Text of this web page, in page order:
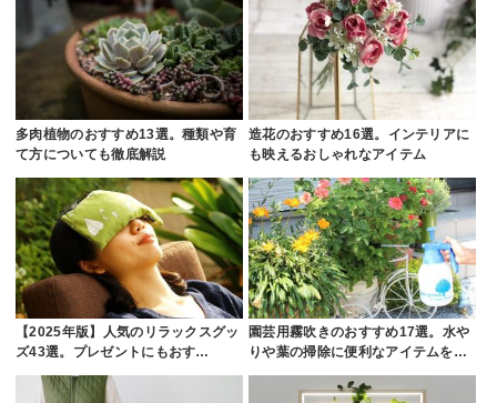
多肉植物のおすすめ13選。種類や育
て方についても徹底解説
造花のおすすめ16選。インテリアに
も映えるおしゃれなアイテム
【2025年版】人気のリラックスグッ
ズ43選。プレゼントにもおす…
園芸用霧吹きのおすすめ17選。水や
りや葉の掃除に便利なアイテムを…